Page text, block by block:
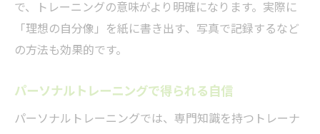
で、トレーニングの意味がより明確になります。実際に
「理想の自分像」を紙に書き出す、写真で記録するなど
の方法も効果的です。
パーソナルトレーニングで得られる自信
パーソナルトレーニングでは、専門知識を持つトレーナ